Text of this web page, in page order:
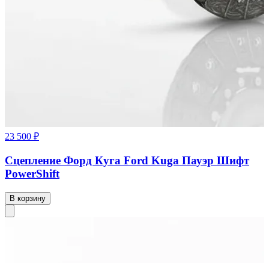
23 500 ₽
Сцепление Форд Куга Ford Kuga Пауэр Шифт
PowerShift
В корзину